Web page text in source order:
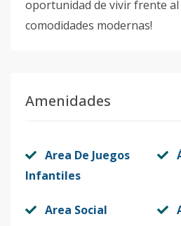
oportunidad de vivir frente al
comodidades modernas!
Amenidades
Area De Juegos
Infantiles
Area Social